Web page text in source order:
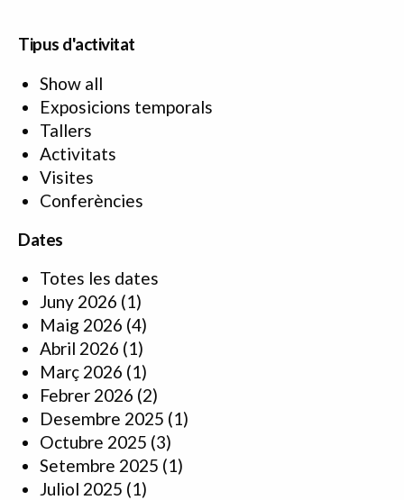
Tipus d'activitat
Show all
Exposicions temporals
Tallers
Activitats
Visites
Conferències
Dates
Totes les dates
Juny 2026 (1)
Maig 2026 (4)
Abril 2026 (1)
Març 2026 (1)
Febrer 2026 (2)
Desembre 2025 (1)
Octubre 2025 (3)
Setembre 2025 (1)
Juliol 2025 (1)